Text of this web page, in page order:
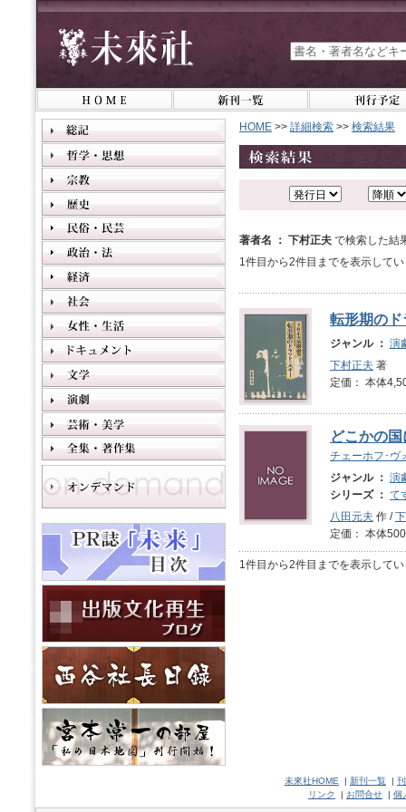
HOME >> 詳細検索 >> 検索結果
著者名 ： 下村正夫 で検索した結
1件目から2件目までを表示して
転形期の
ジャンル ： 演
下村正夫 著
定価： 本体
どこかの
チェーホフ･
ジャンル ： 演
シリーズ ： て
八田元夫 作 /
定価： 本体
1件目から2件目までを表示して
未來社HOME | 新刊一覧 |
リンク
| お問合せ | 個